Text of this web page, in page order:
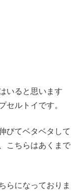
いると思います
セルトイです。
びてベタベタして
こちらはあくまで
らになっておりま